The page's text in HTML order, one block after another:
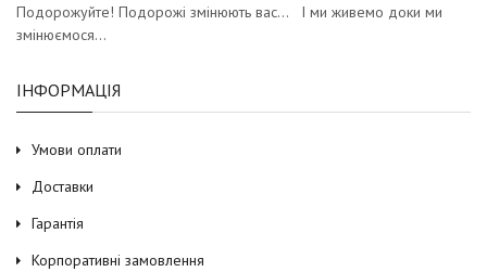
Подорожуйте! Подорожі змінюють вас… І ми живемо доки ми
змінюємося…
ІНФОРМАЦІЯ
Умови оплати
Доставки
Гарантія
Корпоративні замовлення